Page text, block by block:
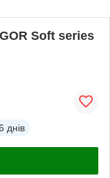
Soft series
днів